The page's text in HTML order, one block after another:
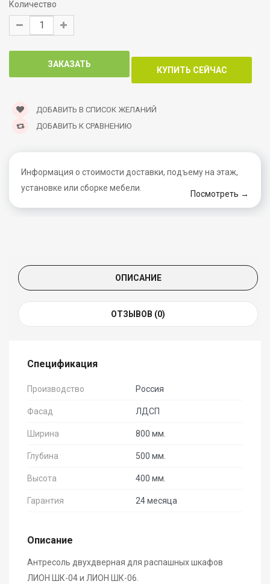
Количество
ДОБАВИТЬ В СПИСОК ЖЕЛАНИЙ
ДОБАВИТЬ К СРАВНЕНИЮ
Информация о стоимости доставки, подъему на этаж,
установке или сборке мебели.
Посмотреть →
ОПИСАНИЕ
ОТЗЫВОВ (0)
Спецификация
Производство Россия
Фасад ЛДСП
Ширина 800 мм.
Глубина 500 мм.
Высота 400 мм.
Гарантия 24 месяца
Описание
Антресоль двухдверная для распашных шкафов
ЛИОН ШК-04 и ЛИОН ШК-06.